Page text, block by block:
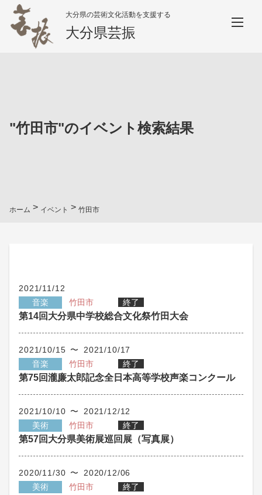
大分県の芸術文化活動を支援する
大分県芸振
"竹田市"のイベント検索結果
ホーム > イベント > 竹田市
2021/11/12
音楽
竹田市 終了
第14回大分県中学校総合文化祭竹田大会
2021/10/15 〜 2021/10/17
音楽
竹田市 終了
第75回瀧廉太郎記念全日本高等学校声楽コンクール
2021/10/10 〜 2021/12/12
美術
竹田市 終了
第57回大分県美術展巡回展（写真展）
2020/11/30 〜 2020/12/06
美術
竹田市 終了